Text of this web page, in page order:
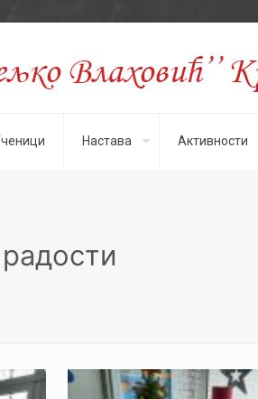
Настава Активности